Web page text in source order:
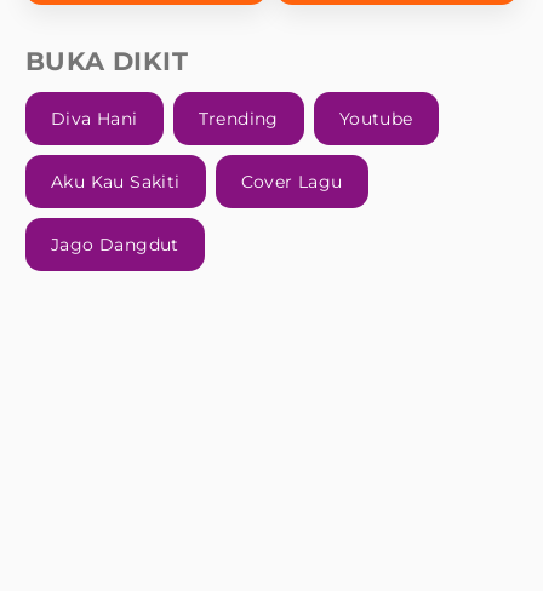
BUKA DIKIT
Diva Hani Trending Youtube
Aku Kau Sakiti Cover Lagu
Jago Dangdut